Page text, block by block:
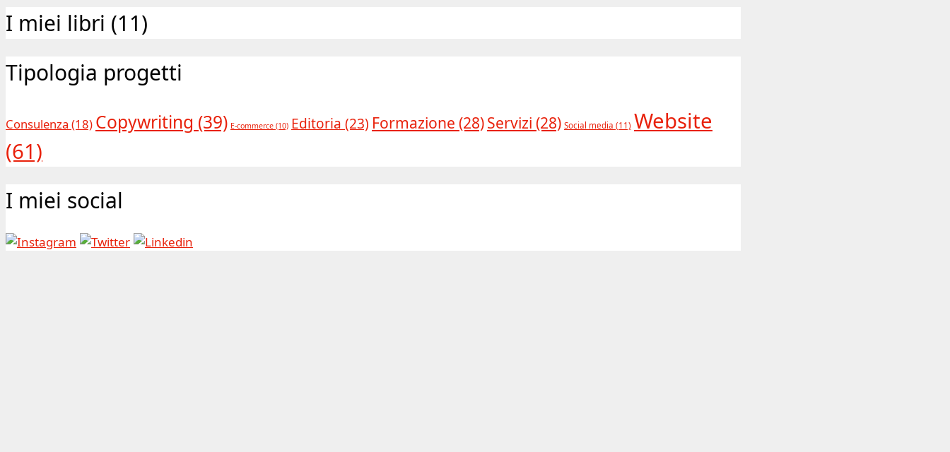
Archivio
I miei libri (11)
Tipologia progetti
Consulenza (18) Copywriting (39) E-commerce (10) Editoria (23) Formazione (28)Servizi (28) Social media (11) Website
(61)
I miei social